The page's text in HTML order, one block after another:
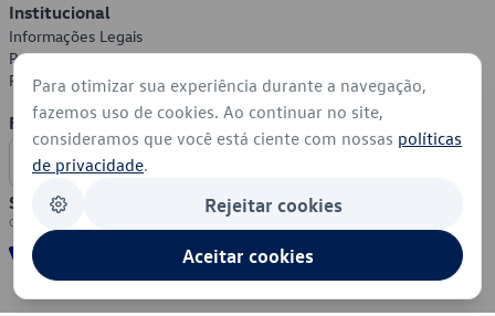
Institucional
Informações Legais
Política de Privacidade
Política de Cookies
Formas de Pagamento
Segurança
Para otimizar sua experiência durante a navegação,
fazemos uso de cookies. Ao continuar no site,
consideramos que você está ciente com nossas políticas
de privacidade.
Rejeitar cookies
Aceitar cookies